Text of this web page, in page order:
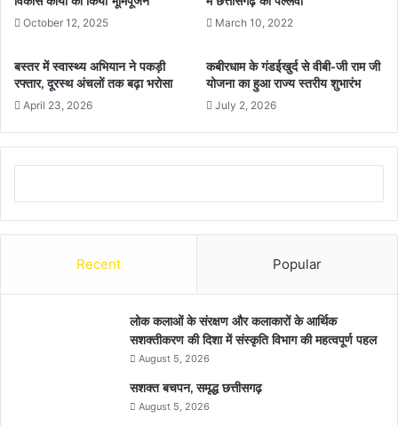
October 12, 2025 March 10, 2022
बस्तर में स्वास्थ्य अभियान ने पकड़ी
रफ्तार, दूरस्थ अंचलों तक बढ़ा भरोसा
April 23, 2026
कबीरधाम के गंडईखुर्द से वीबी-जी राम जी
योजना का हुआ राज्य स्तरीय शुभारंभ
July 2, 2026
Recent Popular
लोक कलाओं के संरक्षण और कलाकारों के आर्थिक
सशक्तीकरण की दिशा में संस्कृति विभाग की महत्वपूर्ण पहल
August 5, 2026
सशक्त बचपन, समृद्ध छत्तीसगढ़
August 5, 2026